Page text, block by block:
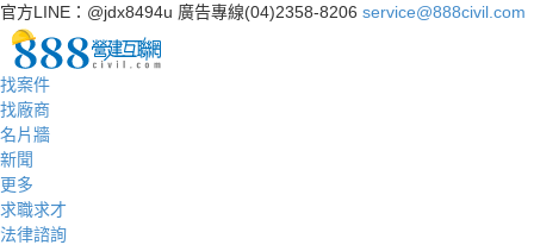
官方LINE：@jdx8494u 廣告專線(04)2358-8206 service@888civil.com
找案件
找廠商
名片牆
新聞
更多
求職求才
法律諮詢